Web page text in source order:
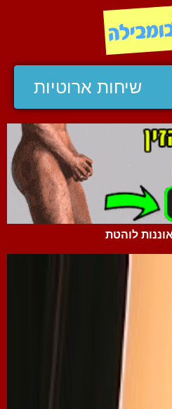
שיחות ארוטיות
לוהטת